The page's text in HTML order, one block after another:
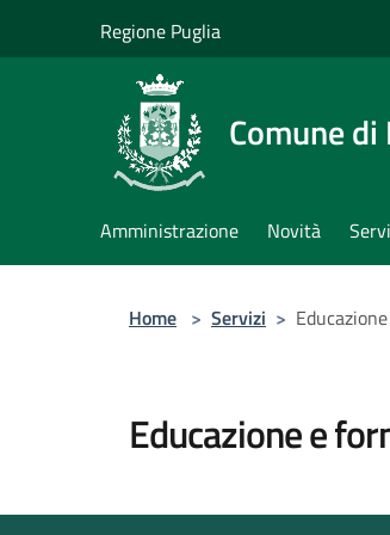
Regione Puglia
Comune
Amministrazione Novità
Home > Servizi >
Educazione e